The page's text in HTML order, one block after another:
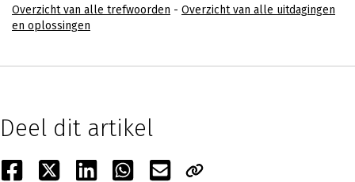
Overzicht van alle trefwoorden - Overzicht van alle uitdagingen
en oplossingen
Deel dit artikel